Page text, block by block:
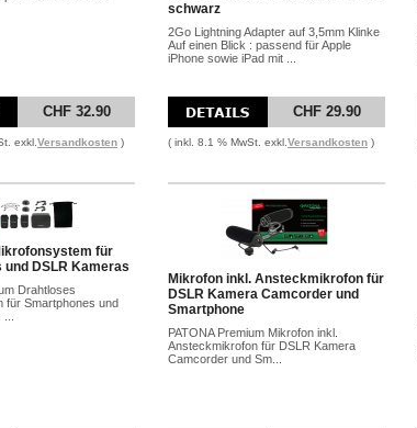
CHF 32.90
exkl. Versandkosten )
schwarz
2Go Lightning Adapter auf 3,5mm Klinke
Auf einen Blick : passend für Apple
iPhone sowie iPad mit ...
CHF 29.90
( inkl. 8.1 % MwSt. exkl. Versandkosten )
für
und DSLR Kameras
Drahtloses
für Smartphones und
Mikrofon inkl. Ansteckmikrofon für
DSLR Kamera Camcorder und
Smartphone
PATONA Premium Mikrofon inkl.
Ansteckmikrofon für DSLR Kamera
Camcorder und Sm...